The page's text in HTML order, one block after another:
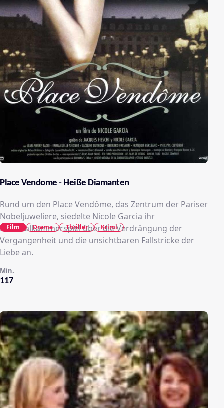
Place Vendome - Heiße Diamanten
Rund um den Place Vendôme, das Zentrum der Pariser
Nobeljuweliere, siedelte Nicole Garcia ihr
Kriminalkammerspiel über die Verdrängung der
Vergangenheit und die unsichtbaren Fallstricke der
Liebe an.
117
Min.
Film Drama Thriller Krimi